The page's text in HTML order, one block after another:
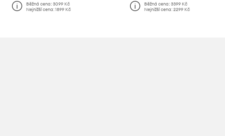
Běžná cena:3099 Kč
Nejnižší cena:1899 Kč
Běžná cena: 3399 Kč
Nejnižší cena: 2299 Kč